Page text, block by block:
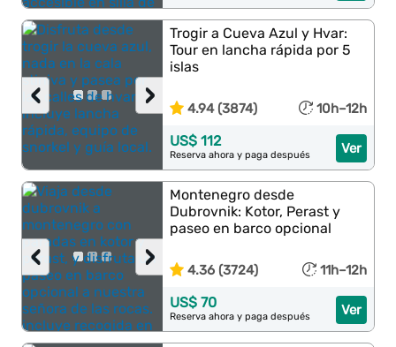
›
‹
Trogir a Cueva Azul y Hvar:
Tour en lancha rápida por 5
islas
4.94 (3874) 10h–12h
Ver
US$ 112
Reserva ahora y paga después
›
‹
Montenegro desde
Dubrovnik: Kotor, Perast y
paseo en barco opcional
4.36 (3724) 11h–12h
Ver
US$ 70
Reserva ahora y paga después